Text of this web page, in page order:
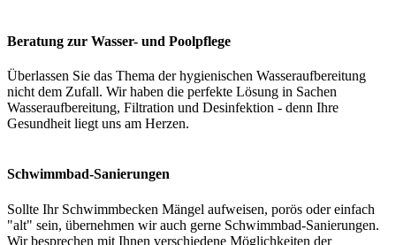
Beratung zur Wasser- und Poolpflege
Überlassen Sie das Thema der hygienischen Wasseraufbereitung
nicht dem Zufall. Wir haben die perfekte Lösung in Sachen
Wasseraufbereitung, Filtration und Desinfektion - denn Ihre
Gesundheit liegt uns am Herzen.
Schwimmbad-Sanierungen
Sollte Ihr Schwimmbecken Mängel aufweisen, porös oder einfach
"alt" sein, übernehmen wir auch gerne Schwimmbad-Sanierungen.
Wir besprechen mit Ihnen verschiedene Möglichkeiten der